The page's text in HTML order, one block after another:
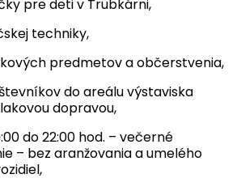
pre deti v Trubkárni,
techniky,
predmetov a občerstvenia,
do areálu výstaviska
dopravou,
do 22:00 hod. – večerné
– bez aranžovania a umelého